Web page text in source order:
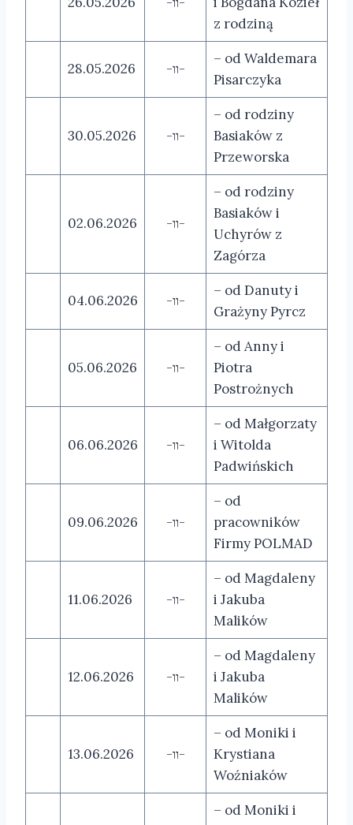
z rodziną
28.05.2026 -װ-
– od Waldemara
Pisarczyka
30.05.2026 -װ-
– od rodziny
Basiaków z
Przeworska
02.06.2026 -װ-
– od rodziny
Basiaków i
Uchyrów z
Zagórza
04.06.2026 -װ-
– od Danuty i
Grażyny Pyrcz
05.06.2026 -װ-
– od Anny i
Piotra
Postrożnych
06.06.2026 -װ-
– od Małgorzaty
i Witolda
Padwińskich
09.06.2026 -װ-
– od
pracowników
Firmy POLMAD
11.06.2026 -װ-
– od Magdaleny
i Jakuba
Malików
12.06.2026 -װ-
– od Magdaleny
i Jakuba
Malików
13.06.2026 -װ-
– od Moniki i
Krystiana
Woźniaków
– od Moniki i